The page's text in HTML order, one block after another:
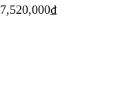
7,520,000₫